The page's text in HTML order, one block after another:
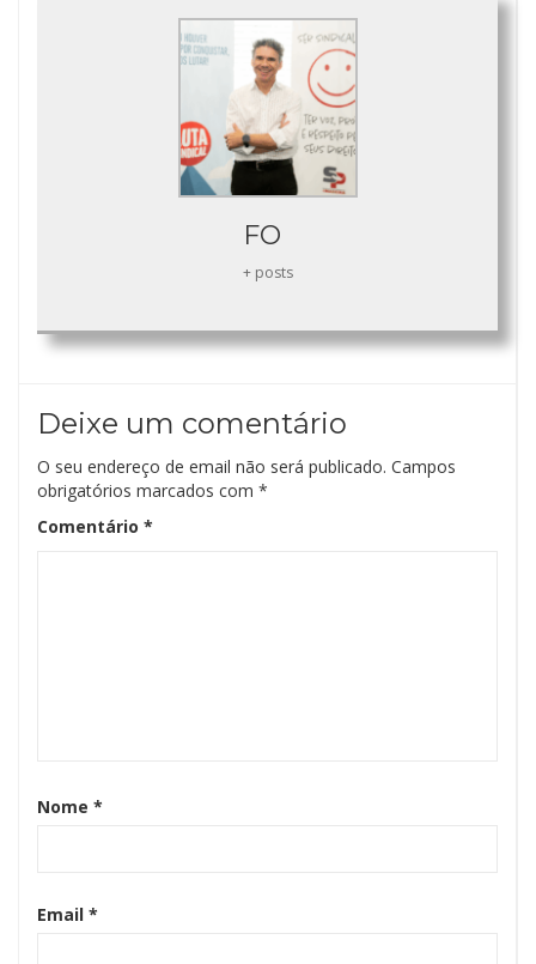
FO
+ posts
Deixe um comentário
O seu endereço de email não será publicado. Campos
obrigatórios marcados com *
Comentário *
Nome *
Email *